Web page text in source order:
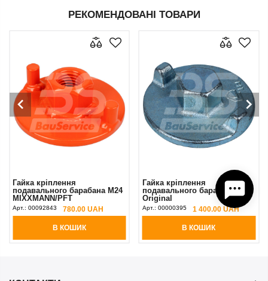
РЕКОМЕНДОВАНІ ТОВАРИ
Гайка кріплення
подавального барабана M24
MIXXMANN/PFT
Арт.: 00092843 780.00 UAH
В КОШИК
Гайка кріплення
подавального барабана PFT
Original
Арт.: 00000395 1 400.00 UAH
В КОШИК